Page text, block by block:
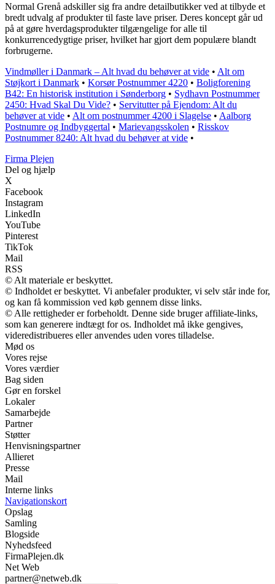
Normal Grenå adskiller sig fra andre detailbutikker ved at tilbyde et
bredt udvalg af produkter til faste lave priser. Deres koncept går ud
på at gøre hverdagsprodukter tilgængelige for alle til
konkurrencedygtige priser, hvilket har gjort dem populære blandt
forbrugerne.
Vindmøller i Danmark – Alt hvad du behøver at vide • Alt om
Støjkort i Danmark • Korsør Postnummer 4220 • Boligforening
B42: En historisk institution i Sønderborg • Sydhavn Postnummer
2450: Hvad Skal Du Vide? • Servitutter på Ejendom: Alt du
behøver at vide • Alt om postnummer 4200 i Slagelse • Aalborg
Postnumre og Indbyggertal • Marievangsskolen • Risskov
Postnummer 8240: Alt hvad du behøver at vide •
Firma Plejen
Del og hjælp
X
Facebook
Instagram
LinkedIn
YouTube
Pinterest
TikTok
Mail
RSS
© Alt materiale er beskyttet.
© Indholdet er beskyttet. Vi anbefaler produkter, vi selv står inde for,
og kan få kommission ved køb gennem disse links.
© Alle rettigheder er forbeholdt. Denne side bruger affiliate-links,
som kan generere indtægt for os. Indholdet må ikke gengives,
videredistribueres eller anvendes uden vores tilladelse.
Mød os
Vores rejse
Vores værdier
Bag siden
Gør en forskel
Lokaler
Samarbejde
Partner
Støtter
Henvisningspartner
Allieret
Presse
Mail
Interne links
Navigationskort
Opslag
Samling
Blogside
Nyhedsfeed
FirmaPlejen.dk
Net Web
partner@netweb.dk